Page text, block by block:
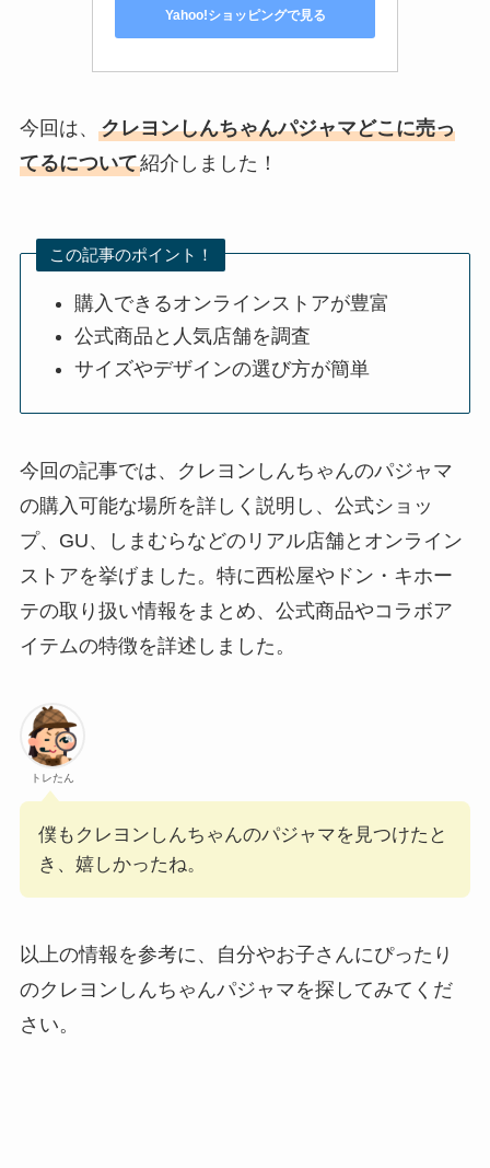
Yahoo!ショッピングで見る
今回は、 クレヨンしんちゃんパジャマどこに売っ
てるについて紹介しました！
この記事のポイント！
購入できるオンラインストアが豊富
公式商品と人気店舗を調査
サイズやデザインの選び方が簡単
今回の記事では、クレヨンしんちゃんのパジャマ
の購入可能な場所を詳しく説明し、公式ショッ
プ、GU、しまむらなどのリアル店舗とオンライン
ストアを挙げました。特に西松屋やドン・キホー
テの取り扱い情報をまとめ、公式商品やコラボア
イテムの特徴を詳述しました。
トレたん
僕もクレヨンしんちゃんのパジャマを見つけたと
き、嬉しかったね。
以上の情報を参考に、自分やお子さんにぴったり
のクレヨンしんちゃんパジャマを探してみてくだ
さい。